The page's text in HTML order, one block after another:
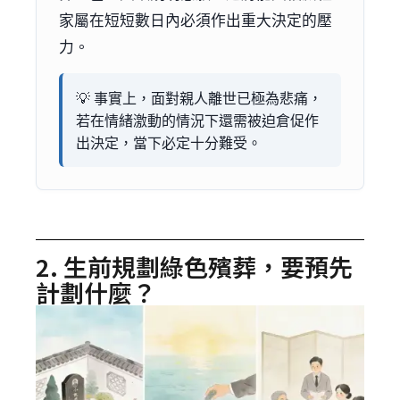
家屬在短短數日內必須作出重大決定的壓
力。
💡 事實上，面對親人離世已極為悲痛，
若在情緒激動的情況下還需被迫倉促作
出決定，當下必定十分難受。
2. 生前規劃綠色殯葬，要預先
計劃什麼？